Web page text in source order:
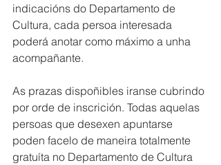
indicacións do Departamento de
Cultura, cada persoa interesada
poderá anotar como máximo a unha
acompañante.
As prazas dispoñibles iranse cubrindo
por orde de inscrición. Todas aquelas
persoas que desexen apuntarse
poden facelo de maneira totalmente
gratuíta no Departamento de Cultura